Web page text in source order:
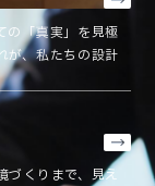
の「真実」を見極
が、私たちの設計
づくりまで、見え